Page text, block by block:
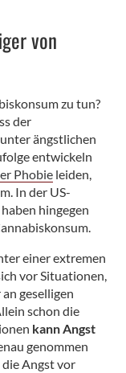
von
zu tun?
der
ängstlichen
entwickeln
Phobie leiden,
In der US-
hingegen
einer extremen
vor Situationen,
geselligen
schon die
kann Angst
genommen
Angst vor